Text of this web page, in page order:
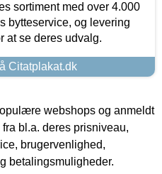
sortiment med over 4.000
bytteservice, og levering
at se deres udvalg.
Citatplakat.dk
webshops og anmeldt
bl.a. deres prisniveau,
brugervenlighed,
betalingsmuligheder.